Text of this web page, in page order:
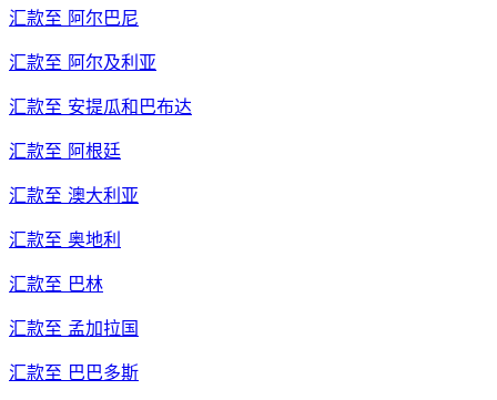
汇款至 阿尔巴尼
汇款至 阿尔及利亚
汇款至 安提瓜和巴布达
汇款至 阿根廷
汇款至 澳大利亚
汇款至 奥地利
汇款至 巴林
汇款至 孟加拉国
汇款至 巴巴多斯